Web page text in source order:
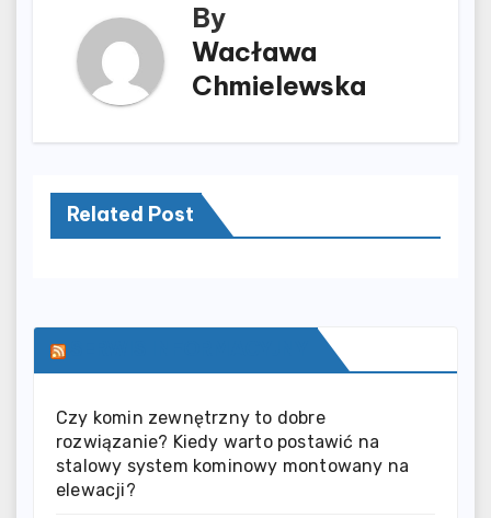
By
Wacława
Chmielewska
Related Post
Czy komin zewnętrzny to dobre
rozwiązanie? Kiedy warto postawić na
stalowy system kominowy montowany na
elewacji?